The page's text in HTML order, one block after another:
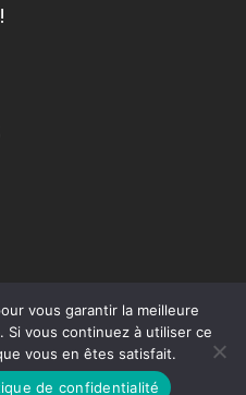
rights reserved
vous garantir la meilleure
vous continuez à utiliser ce
vous en êtes satisfait.
de confidentialité